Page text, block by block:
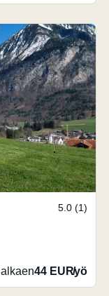
5.0 (1)
alkaen44 EUR/yö